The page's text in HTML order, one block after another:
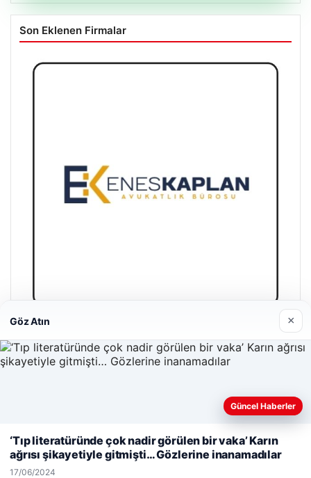
Son Eklenen Firmalar
Enes Kaplan Avukatlık Bürosu
28/04/2026
© 2026 Haber Şehir – Güncel Haberler
Web sitemizi nasıl kullandığınızı daha iyi anlayabilmek,
kullanıyoruz.Çerez Politikamız
Reddet Kabul Et
Göz Atın ×
Güncel Haberler
‘Tıp literatüründe çok nadir görülen bir vaka’ Karın
ağrısı şikayetiyle gitmişti… Gözlerine inanamadılar
17/06/2024